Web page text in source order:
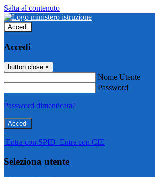
Salta al contenuto
Accedi
Accedi
button close ×
Nome Utente
Password
Password dimenticata?
-
Entra con SPID Entra con CIE
Seleziona utente